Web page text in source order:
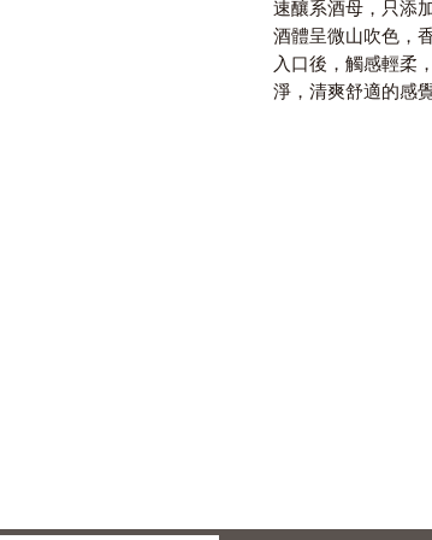
速釀系酒母，只添
酒體呈微山吹色，
入口後，觸感輕柔
淨，清爽舒適的感